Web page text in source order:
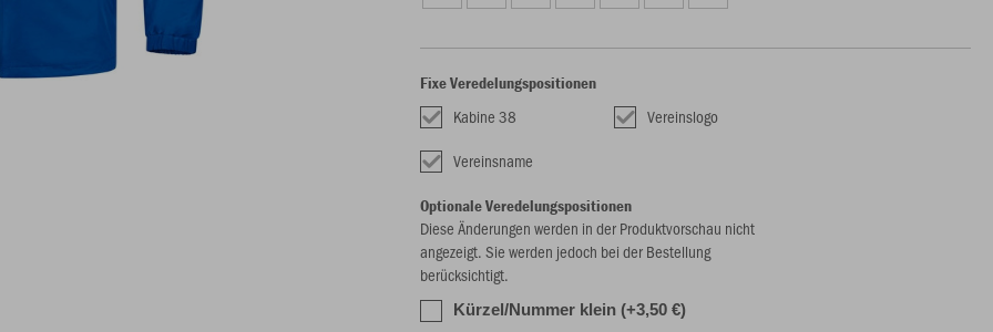
Fixe Veredelungspositionen
Kabine 38
Vereinslogo
Vereinsname
Optionale Veredelungspositionen
Diese Änderungen werden in der Produktvorschau nicht
angezeigt. Sie werden jedoch bei der Bestellung
berücksichtigt.
Kürzel/Nummer klein (+3,50 €)